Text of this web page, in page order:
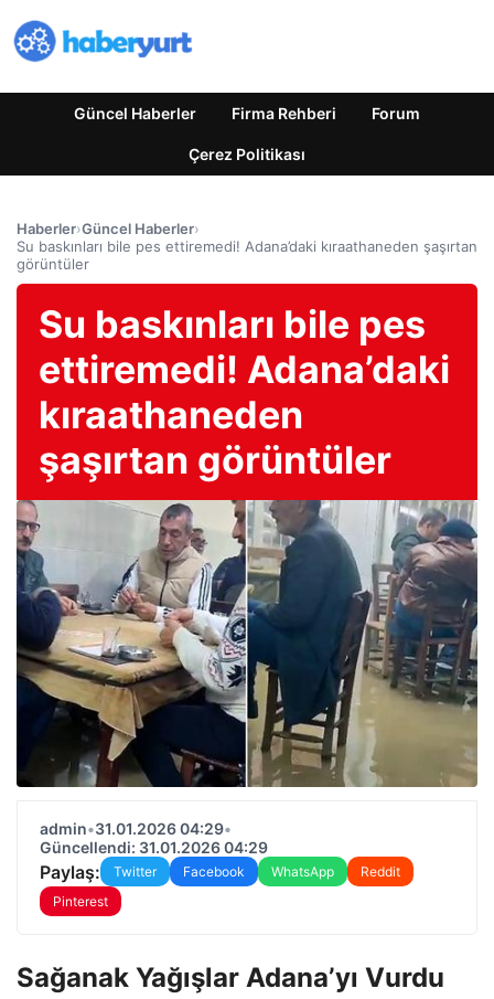
Güncel Haberler Firma Rehberi Forum
Çerez Politikası
Haberler›Güncel Haberler›
Su baskınları bile pes ettiremedi! Adana’daki kıraathaneden şaşırtan
görüntüler
Su baskınları bile pes
ettiremedi! Adana’daki
kıraathaneden
şaşırtan görüntüler
admin•31.01.2026 04:29•
Güncellendi: 31.01.2026 04:29
Paylaş: Twitter Facebook WhatsApp
Reddit
Pinterest
Sağanak Yağışlar Adana’yı Vurdu